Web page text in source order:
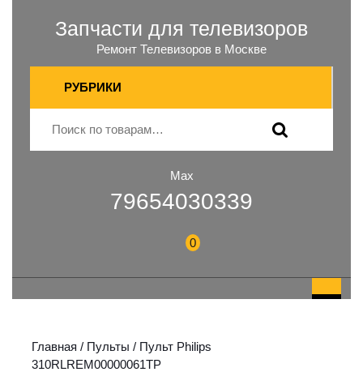
Запчасти для телевизоров
Ремонт Телевизоров в Москве
РУБРИКИ
Max
79654030339
0
Главная / Пульты / Пульт Philips
310RLREM00000061TP